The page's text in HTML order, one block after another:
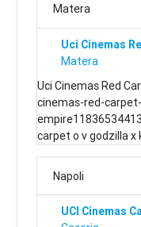
Matera
Uci Cinemas
Matera
Uci Cinemas Red
cinemas-red-
carpet o v godzilla
Napoli
UCI Cinemas